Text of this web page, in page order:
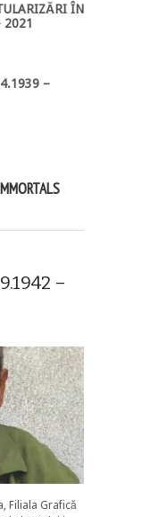
ÎN
2021
–
–
Filiala Grafică